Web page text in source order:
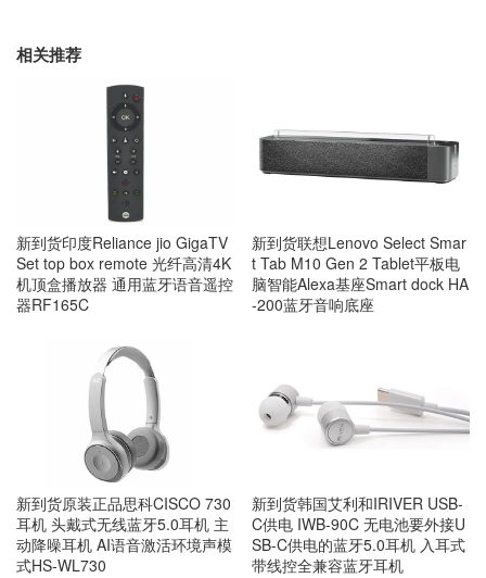
相关推荐
新到货印度Reliance jio GigaTV
Set top box remote 光纤高清4K
机顶盒播放器 通用蓝牙语音遥控
器RF165C
新到货联想Lenovo Select Smar
t Tab M10 Gen 2 Tablet平板电
脑智能Alexa基座Smart dock HA
-200蓝牙音响底座
新到货原装正品思科CISCO 730
耳机 头戴式无线蓝牙5.0耳机 主
动降噪耳机 AI语音激活环境声模
式HS-WL730
新到货韩国艾利和IRIVER USB-
C供电 IWB-90C 无电池要外接U
SB-C供电的蓝牙5.0耳机 入耳式
带线控全兼容蓝牙耳机